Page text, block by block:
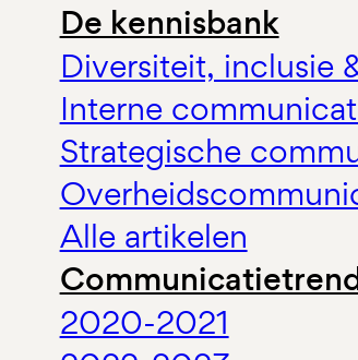
De kennisbank
Diversiteit, inclusie
Interne
Strategische
Alle artikelen
2020-2021